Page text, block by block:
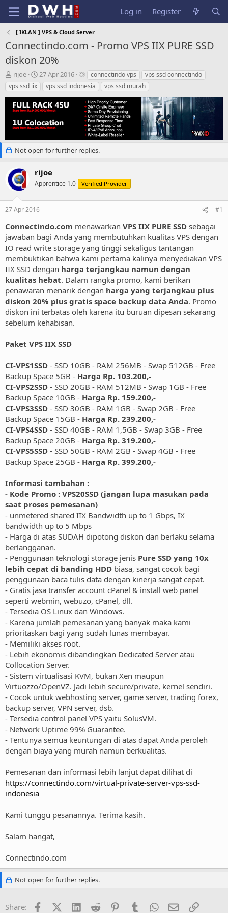
Log in Register
[ IKLAN ] VPS & Cloud Server
Connectindo.com - Promo VPS IIX PURE SSD
diskon 20%
T
h
r
e
a
d
s
t
a
r
e
r
rijoe
S
t
a
r
t
d
a
t
e
27 Apr 2016
T
a
g
s
connectindo vps
vps ssd connectindo
vps ssd iix
vps ssd indonesia vps ssd murah
Not open for further replies.
rijoe
Apprentice 1.0 Verified Provider
27 Apr 2016 #1
Connectindo.com menawarkan VPS IIX PURE SSD sebagai
jawaban bagi Anda yang membutuhkan kualitas VPS dengan
IO read write storage yang tinggi sekaligus tantangan
membuktikan bahwa kami pertama kalinya menyediakan VPS
IIX SSD dengan harga terjangkau namun dengan
kualitas hebat. Dalam rangka promo, kami berikan
penawaran menarik dengan harga yang terjangkau plus
diskon 20% plus gratis space backup data Anda. Promo
diskon ini terbatas oleh karena itu buruan dipesan sekarang
sebelum kehabisan.
Paket VPS IIX SSD
CI-VPS1SSD - SSD 10GB - RAM 256MB - Swap 512GB - Free
Backup Space 5GB - Harga Rp. 103.200,-
CI-VPS2SSD - SSD 20GB - RAM 512MB - Swap 1GB - Free
Backup Space 10GB - Harga Rp. 159.200,-
CI-VPS3SSD - SSD 30GB - RAM 1GB - Swap 2GB - Free
Backup Space 15GB - Harga Rp. 239.200,-
CI-VPS4SSD - SSD 40GB - RAM 1,5GB - Swap 3GB - Free
Backup Space 20GB - Harga Rp. 319.200,-
CI-VPS5SSD - SSD 50GB - RAM 2GB - Swap 4GB - Free
Backup Space 25GB - Harga Rp. 399.200,-
Informasi tambahan :
- Kode Promo : VPS20SSD (jangan lupa masukan pada
saat proses pemesanan)
- unmetered shared IIX Bandwidth up to 1 Gbps, IX
bandwidth up to 5 Mbps
- Harga di atas SUDAH dipotong diskon dan berlaku selama
berlangganan.
- Penggunaan teknologi storage jenis Pure SSD yang 10x
lebih cepat di banding HDD biasa, sangat cocok bagi
penggunaan baca tulis data dengan kinerja sangat cepat.
- Gratis jasa transfer account cPanel & install web panel
seperti webmin, webuzo, cPanel, dll.
- Tersedia OS Linux dan Windows.
- Karena jumlah pemesanan yang banyak maka kami
prioritaskan bagi yang sudah lunas membayar.
- Memiliki akses root.
- Lebih ekonomis dibandingkan Dedicated Server atau
Collocation Server.
- Sistem virtualisasi KVM, bukan Xen maupun
Virtuozzo/OpenVZ. Jadi lebih secure/private, kernel sendiri.
- Cocok untuk webhosting server, game server, trading forex,
backup server, VPN server, dsb.
- Tersedia control panel VPS yaitu SolusVM.
- Network Uptime 99% Guarantee.
- Tentunya semua keuntungan di atas dapat Anda peroleh
dengan biaya yang murah namun berkualitas.
Pemesanan dan informasi lebih lanjut dapat dilihat di
https://connectindo.com/virtual-private-server-vps-ssd-
indonesia
Kami tunggu pesanannya. Terima kasih.
Salam hangat,
Connectindo.com
Not open for further replies.
Share: FacebookX (Twitter)
LinkedInReddit PinterestTumblrWhatsApp
EmailLink